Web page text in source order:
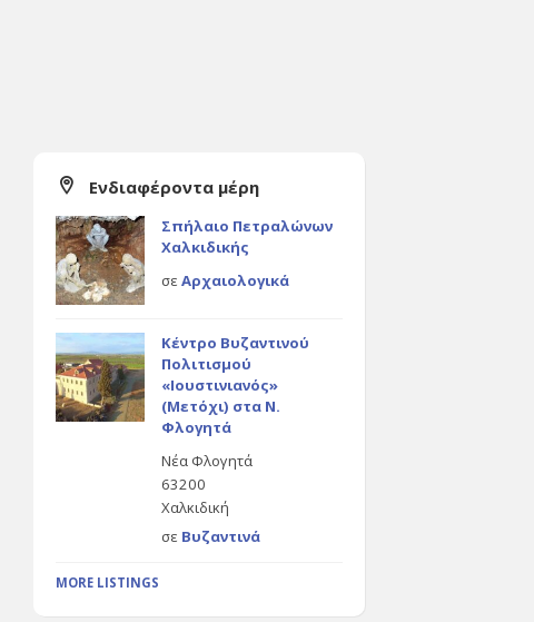
Ενδιαφέροντα μέρη
Σπήλαιο Πετραλώνων
Χαλκιδικής
σε Αρχαιολογικά
Κέντρο Βυζαντινού
Πολιτισμού
«Ιουστινιανός»
(Μετόχι) στα Ν.
Φλογητά
Νέα Φλογητά
63200
Χαλκιδική
σε Βυζαντινά
MORE LISTINGS